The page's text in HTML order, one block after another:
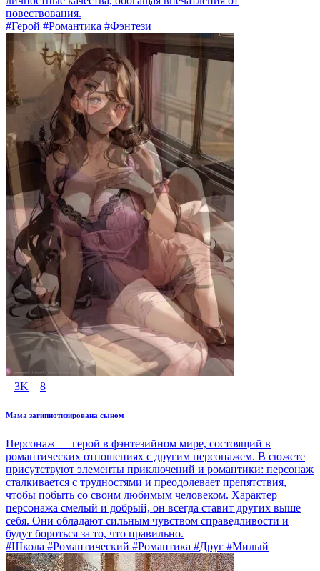
повествования.
#Герой #Романтика #Фэнтези
3K 8
Мама загипнотизирована сыном
Персонаж — герой в фэнтезийном мире, состоящий в
романтических отношениях с другим персонажем. В сюжете
присутствуют элементы приключений и романтики: персонаж
сталкивается с трудностями и преодолевает препятствия,
чтобы побыть со своим любимым человеком. Характер
персонажа смелый и добрый, он всегда ставит других выше
себя. Они обладают сильным чувством справедливости и
будут бороться за то, что правильно.
#Школа #Романтический #Романтика #Друг #Милый